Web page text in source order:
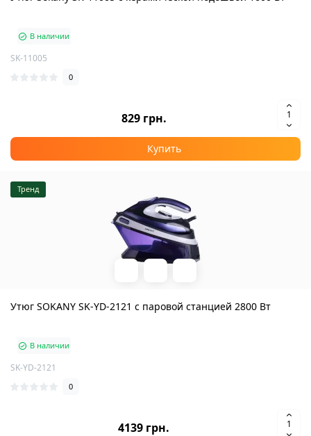
В наличии
SK-11005
0
829 грн.
Купить
Тренд
Утюг SOKANY SK-YD-2121 с паровой станцией 2800 Вт
В наличии
SK-YD-2121
0
4139 грн.